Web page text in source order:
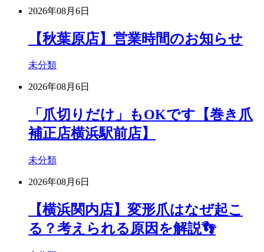
2026年08月6日
【秋葉原店】営業時間のお知らせ
未分類
2026年08月6日
「爪切りだけ」もOKです【巻き爪
補正店横浜駅前店】
未分類
2026年08月6日
【横浜関内店】変形爪はなぜ起こ
る？考えられる原因を解説👣